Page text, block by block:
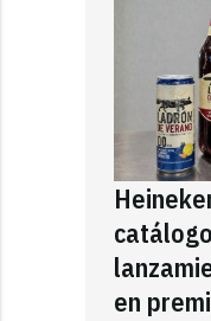
en